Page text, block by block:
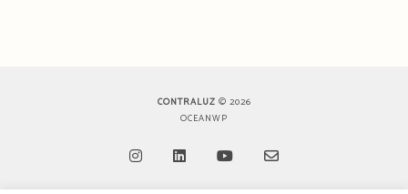
CONTRALUZ © 2026
OCEANWP